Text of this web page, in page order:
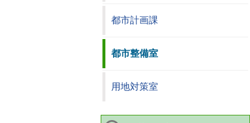
都市計画課
都市整備室
用地対策室